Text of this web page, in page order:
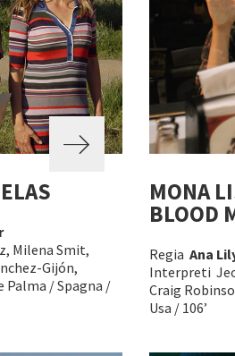
Milena Smit,
Gijón,
Palma / Spagna /
MONA
BLOOD
Regia Ana
Interpreti
Craig
Usa / 106’